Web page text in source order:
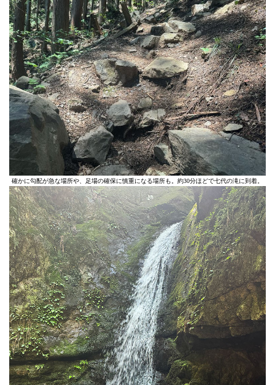
確かに勾配が急な場所や、足場の確保に慎重になる場所も。約30分ほどで七代の滝に到着。